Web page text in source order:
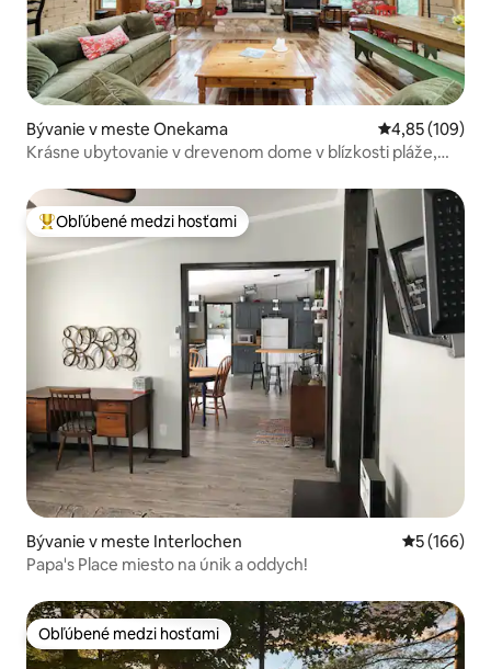
Bývanie v meste Onekama Priemerné
4,85 (109)
Krásne ubytovanie v drevenom dome v blízkosti pláže,
Najobľúbenejšie medzi hosťami
Obľúbené medzi hosťami
Bývanie v meste Interlochen Priemerné
5 (166)
Papa's Place miesto na únik a oddych!
Obľúbené medzi hosťami
Obľúbené medzi hosťami